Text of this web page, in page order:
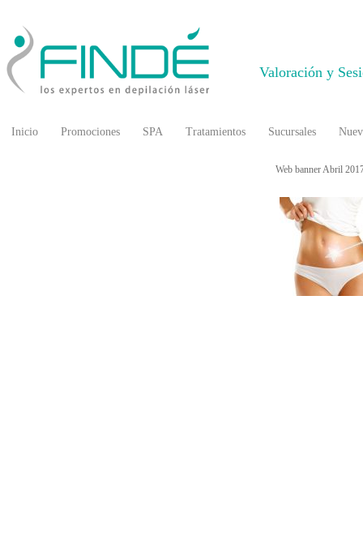
Inicio Promociones SPA Tratamientos Sucursales
Valoración y
Web banner Abril